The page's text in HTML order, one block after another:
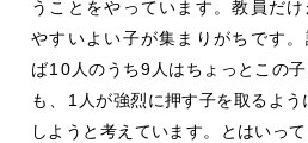
うことをやっています。教員だ
やすいよい子が集まりがちです
ば10人のうち9人はちょっとこの子
も、1人が強烈に押す子を取るよ
しようと考えています。とはいっ